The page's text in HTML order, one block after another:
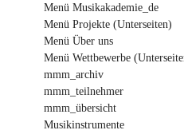
Menü Musikakademie_de
Menü Projekte (Unterseiten)
Menü Über uns
Menü Wettbewerbe
mmm_archiv
mmm_teilnehmer
mmm_übersicht
Musikinstrumente